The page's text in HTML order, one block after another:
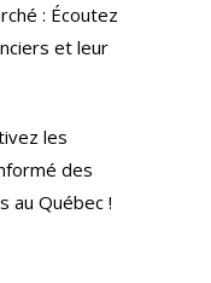
: Écoutez
et leur
les
des
au Québec !